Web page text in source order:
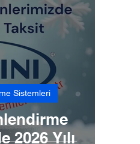
2026 Yılı
Sistemleri